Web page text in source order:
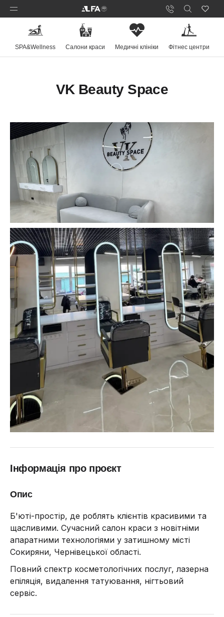
SPA&Wellness Салони краси Медичні клініки Фітнес центри
VK Beauty Space
Інформація про проєкт
Опис
Б'юті-простір, де роблять клієнтів красивими та
щасливими. Сучасний салон краси з новітніми
апаратними технологіями у затишному місті
Сокиряни, Чернівецької області.
Повний спектр косметологічних послуг, лазерна
епіляція, видалення татуювання, нігтьовий
сервіс.